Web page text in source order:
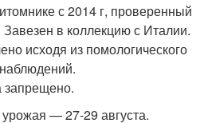
с 2014 г, проверенный
в коллекцию с Италии.
исходя из помологического
запрещено.
— 27-29 августа.